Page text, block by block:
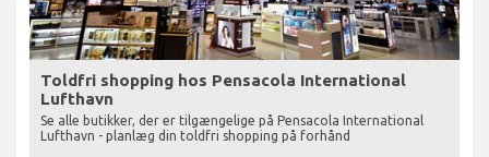
Toldfri shopping hos Pensacola International
Lufthavn
Se alle butikker, der er tilgængelige på Pensacola International
Lufthavn - planlæg din toldfri shopping på forhånd